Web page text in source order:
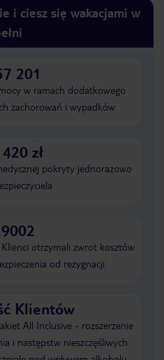
i ciesz się wakacjami w
201
w ramach dodatkowego
zachorowań i wypadków
zł
pokryty jednorazowo
otrzymali zwrot kosztów
od rezygnacji
Klientów
All Inclusive - rozszerzenie
i następstw nieszczęśliwych